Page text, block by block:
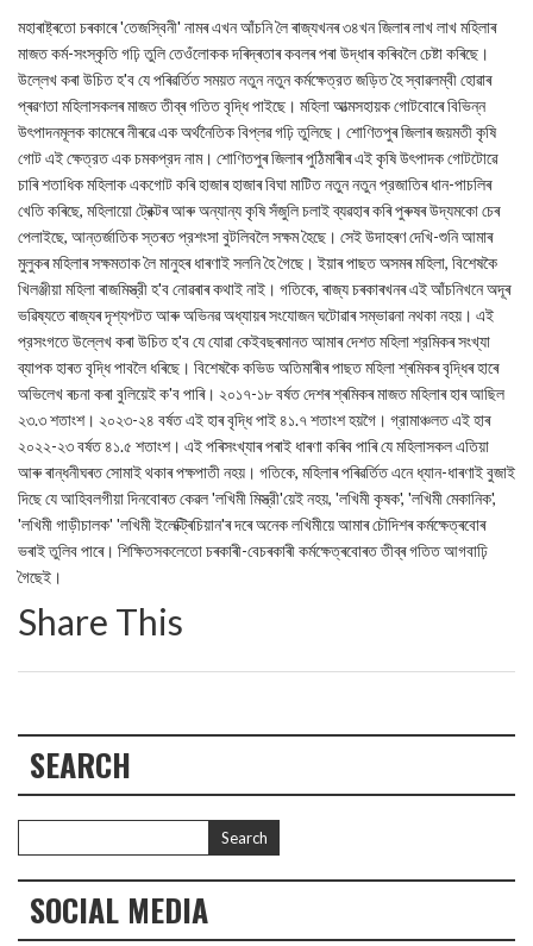
মহাৰাষ্ট্ৰতো চৰকাৰে 'তেজস্বিনী' নামৰ এখন আঁচনি লৈ ৰাজ্যখনৰ ৩৪খন জিলাৰ লাখ লাখ মহিলাৰ
মাজত কর্ম-সংস্কৃতি গঢ়ি তুলি তেওঁলোকক দৰিদ্ৰতাৰ কবলৰ পৰা উদ্ধাৰ কৰিবলৈ চেষ্টা কৰিছে।
উল্লেখ কৰা উচিত হ'ব যে পৰিৱৰ্তিত সময়ত নতুন নতুন কর্মক্ষেত্রত জড়িত হৈ স্বাৱলম্বী হোৱাৰ
প্ৰৱণতা মহিলাসকলৰ মাজত তীব্ৰ গতিত বৃদ্ধি পাইছে। মহিলা আত্মসহায়ক গোটবোৰে বিভিন্ন
উৎপাদনমূলক কামেৰে নীৰৱে এক অর্থনৈতিক বিপ্লৱ গঢ়ি তুলিছে। শোণিতপুৰ জিলাৰ জয়মতী কৃষি
গোট এই ক্ষেত্রত এক চমকপ্রদ নাম। শোণিতপুৰ জিলাৰ পুঠিমাৰীৰ এই কৃষি উৎপাদক গোটটোৱে
চাৰি শতাধিক মহিলাক একগোট কৰি হাজাৰ হাজাৰ বিঘা মাটিত নতুন নতুন প্রজাতিৰ ধান-পাচলিৰ
খেতি কৰিছে, মহিলায়ো ট্রেক্টৰ আৰু অন্যান্য কৃষি সঁজুলি চলাই ব্যৱহাৰ কৰি পুৰুষৰ উদ্যমকো চেৰ
পেলাইছে, আন্তর্জাতিক স্তৰত প্রশংসা বুটলিবলৈ সক্ষম হৈছে। সেই উদাহৰণ দেখি-শুনি আমাৰ
মুলুকৰ মহিলাৰ সক্ষমতাক লৈ মানুহৰ ধাৰণাই সলনি হৈ গৈছে। ইয়াৰ পাছত অসমৰ মহিলা, বিশেষকৈ
খিলঞ্জীয়া মহিলা ৰাজমিস্ত্রী হ'ব নোৱৰাৰ কথাই নাই। গতিকে, ৰাজ্য চৰকাৰখনৰ এই আঁচনিখনে অদূৰ
ভৱিষ্যতে ৰাজ্যৰ দৃশ্যপটত আৰু অভিনৱ অধ্যায়ৰ সংযোজন ঘটোৱাৰ সম্ভাৱনা নথকা নহয়। এই
প্রসংগতে উল্লেখ কৰা উচিত হ'ব যে যোৱা কেইবছৰমানত আমাৰ দেশত মহিলা শ্রমিকৰ সংখ্যা
ব্যাপক হাৰত বৃদ্ধি পাবলৈ ধৰিছে। বিশেষকৈ কভিড অতিমাৰীৰ পাছত মহিলা শ্ৰমিকৰ বৃদ্ধিৰ হাৰে
অভিলেখ ৰচনা কৰা বুলিয়েই ক'ব পাৰি। ২০১৭-১৮ বৰ্ষত দেশৰ শ্ৰমিকৰ মাজত মহিলাৰ হাৰ আছিল
২৩.৩ শতাংশ। ২০২৩-২৪ বৰ্ষত এই হাৰ বৃদ্ধি পাই ৪১.৭ শতাংশ হয়গৈ। গ্রামাঞ্চলত এই হাৰ
২০২২-২৩ বর্ষত ৪১.৫ শতাংশ। এই পৰিসংখ্যাৰ পৰাই ধাৰণা কৰিব পাৰি যে মহিলাসকল এতিয়া
আৰু ৰান্ধনীঘৰত সোমাই থকাৰ পক্ষপাতী নহয়। গতিকে, মহিলাৰ পৰিৱৰ্তিত এনে ধ্যান-ধাৰণাই বুজাই
দিছে যে আহিবলগীয়া দিনবোৰত কেৱল 'লখিমী মিস্ত্রী'য়েই নহয়, 'লখিমী কৃষক', 'লখিমী মেকানিক',
'লখিমী গাড়ীচালক' 'লখিমী ইলেক্ট্ৰিচিয়ান'ৰ দৰে অনেক লখিমীয়ে আমাৰ চৌদিশৰ কৰ্মক্ষেত্ৰবোৰ
ভৰাই তুলিব পাৰে। শিক্ষিতসকলেতো চৰকাৰী-বেচৰকাৰী কৰ্মক্ষেত্ৰবোৰত তীব্ৰ গতিত আগবাঢ়ি
গৈছেই।
Share This
SEARCH
SOCIAL MEDIA